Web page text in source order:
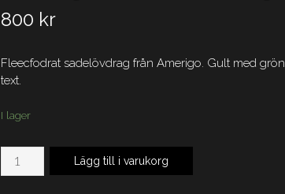
800 kr
Fleecfodrat sadelövdrag från Amerigo. Gult med grön
text.
I lager
Amerigo
Sadelöverdrag
Lägg till i varukorg